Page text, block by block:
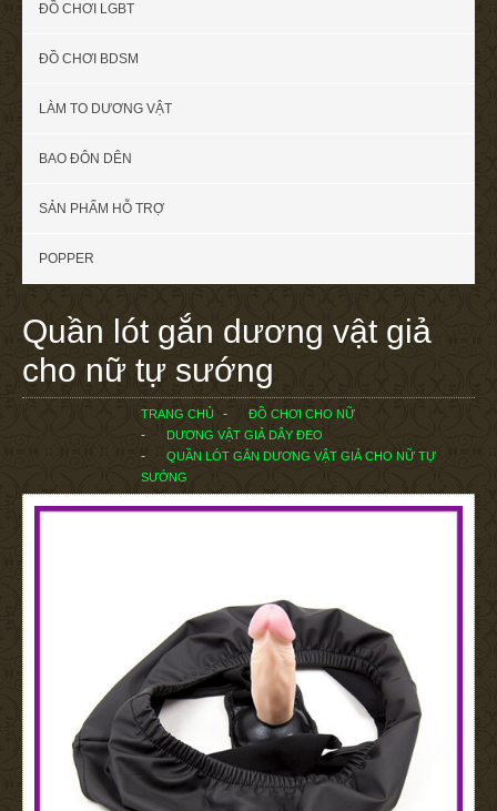
ĐỒ CHƠI LGBT
ĐỒ CHƠI BDSM
LÀM TO DƯƠNG VẬT
BAO ĐÔN DÊN
SẢN PHẨM HỖ TRỢ
POPPER
Quần lót gắn dương vật giả
cho nữ tự sướng
TRANG CHỦ
ĐỒ CHƠI CHO NỮ
DƯƠNG VẬT GIẢ DÂY ĐEO
QUẦN LÓT GẮN DƯƠNG VẬT GIẢ CHO NỮ TỰ
SƯỚNG